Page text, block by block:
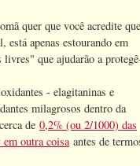
quer que você acredite que
apenas estourando em
que ajudarão a
- elagitaninas e
milagrosos dentro da
de 0,2% (ou 2/1000) das
em outra coisaantes de